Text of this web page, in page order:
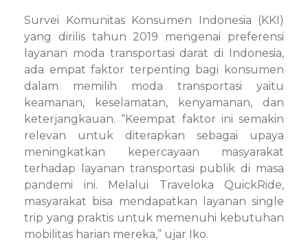
Survei Komunitas Konsumen Indonesia (KKI)
yang dirilis tahun 2019 mengenai preferensi
layanan moda transportasi darat di Indonesia,
ada empat faktor terpenting bagi konsumen
dalam memilih moda transportasi yaitu
keamanan, keselamatan, kenyamanan, dan
keterjangkauan. “Keempat faktor ini semakin
relevan untuk diterapkan sebagai upaya
meningkatkan kepercayaan masyarakat
terhadap layanan transportasi publik di masa
pandemi ini. Melalui Traveloka QuickRide,
masyarakat bisa mendapatkan layanan single
trip yang praktis untuk memenuhi kebutuhan
mobilitas harian mereka,” ujar Iko.